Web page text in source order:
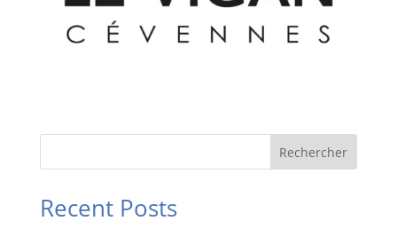
Rechercher
Recent Posts